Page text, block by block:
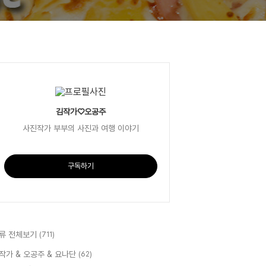
김작가♡오공주
사진작가 부부의 사진과 여행 이야기
구독하기
전체보기 (711)
가 & 오공주 & 요나단 (62)